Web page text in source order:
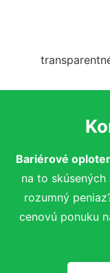
Bariérové
na to
rozumný
cenovú ponuku